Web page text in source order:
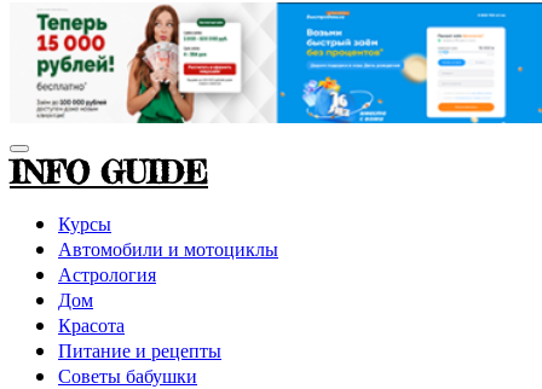
INFO GUIDE
Курсы
Автомобили и мотоциклы
Астрология
Дом
Красота
Питание и рецепты
Советы бабушки